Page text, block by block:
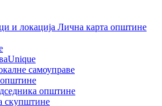
и локација Лична карта општине
Unique
самоуправе
општине
скупштине